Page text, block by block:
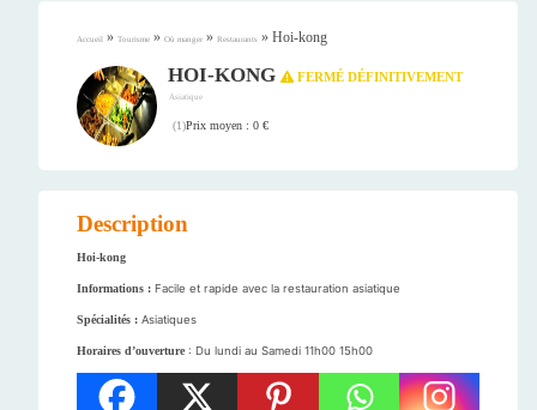
Accueil » Tourisme » Où manger » Restaurants » Hoi-kong
HOI-KONG FERMÉ DÉFINITIVEMENT
Asiatique
(1)Prix moyen : 0 €
Description
Hoi-kong
Informations : Facile et rapide avec la restauration asiatique
Spécialités : Asiatiques
Horaires d’ouverture : Du lundi au Samedi 11h00 15h00